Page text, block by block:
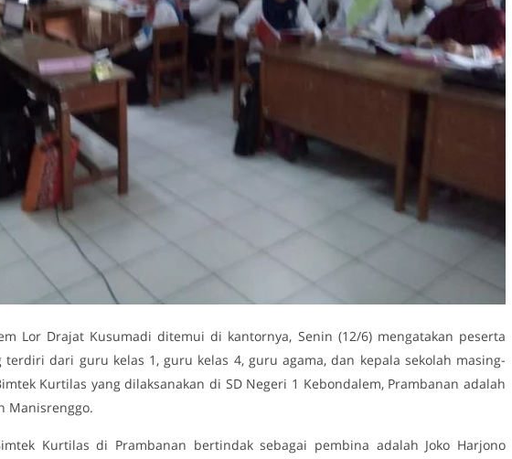
Lor Drajat Kusumadi ditemui di kantornya, Senin (12/6) mengatakan peserta
dari guru kelas 1, guru kelas 4, guru agama, dan kepala sekolah masing-
Kurtilas yang dilaksanakan di SD Negeri 1 Kebondalem, Prambanan adalah
Manisrenggo.
Kurtilas di Prambanan bertindak sebagai pembina adalah Joko Harjono